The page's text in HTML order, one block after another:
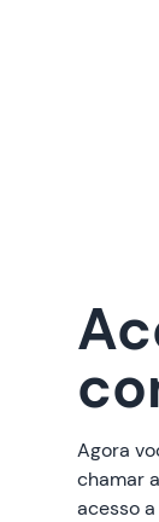
Agora
chamar
acesso